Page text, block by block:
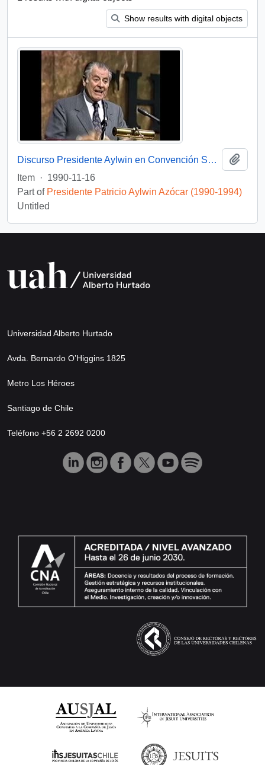
Show results with digital objects
Discurso Presidente Aylwin en Convención Santiago: Video
Item · 1990-11-16
Part of Presidente Patricio Aylwin Azócar (1990-1994)
Untitled
Universidad Alberto Hurtado
Avda. Bernardo O’Higgins 1825
Metro Los Héroes
Santiago de Chile
Teléfono +56 2 2692 0200